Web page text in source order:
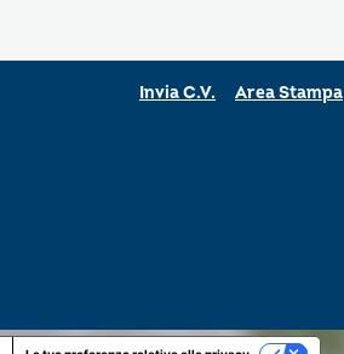
Invia C.V. Area Stampa